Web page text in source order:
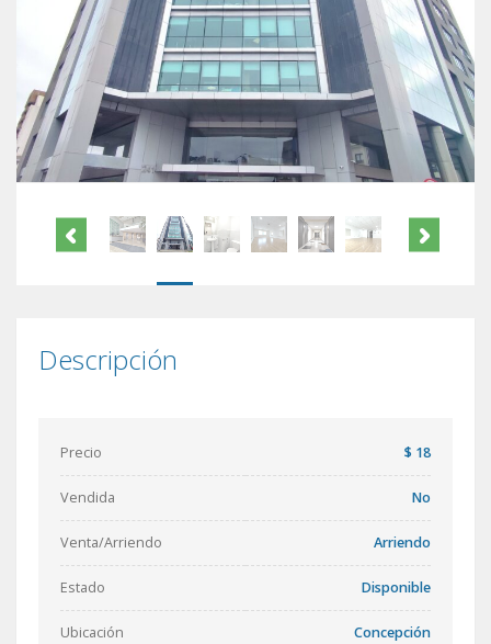
Descripción
Precio $ 18
Vendida No
Venta/Arriendo Arriendo
Estado Disponible
Ubicación Concepción